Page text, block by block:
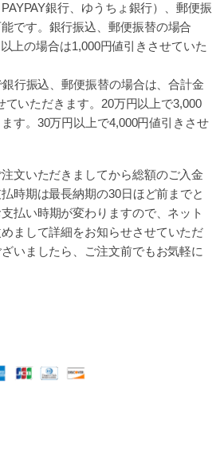
銀行、ゆうちょ銀行）、郵便振
です。 銀行振込、郵便振替の場合
上の場合は1,000円値引きさせていた
行振込、郵便振替の場合は、合計金
いただきます。 20万円以上で3,000
す。 30万円以上で4,000円値引きさせ
文いただきましてから総額のご入金
時期は最長納期の30日ほど前までと
払い時期が変わりますので、ネット
まして詳細をお知らせさせていただ
いましたら、ご注文前でもお気軽に
ださい。